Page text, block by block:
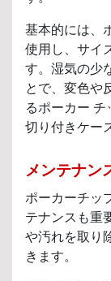
基本的には、
使用し、サイ
す。湿気の少
とで、変色や
るポーカー
切り付きケー
メンテナン
ポーカーチッ
テナンスも重
や汚れを取り
きます。